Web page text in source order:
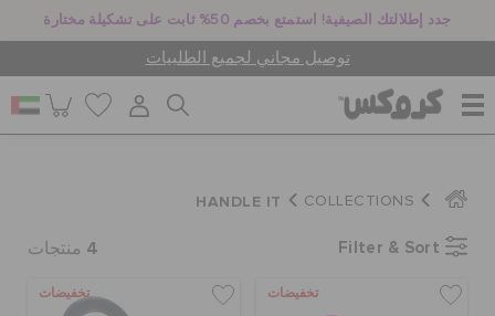
جدد إطلالتك الصيفية! استمتع بخصم 50% ثابت على تشكيلة مختارة
توصيل مجاني لجميع الطلبيات
للرجال
COLLECTIONS
HANDLE IT
Filter & Sort
4 منتجات
تخفيضات تخفيضات